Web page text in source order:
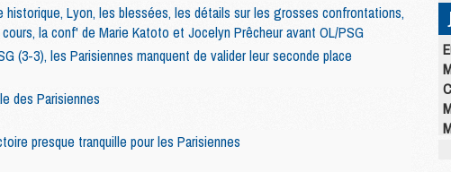
historique, Lyon, les blessées, les détails sur les grosses confrontations,
la conf' de Marie Katoto et Jocelyn Prêcheur avant OL/PSG
(3-3), les Parisiennes manquent de valider leur seconde place
des Parisiennes
presque tranquille pour les Parisiennes